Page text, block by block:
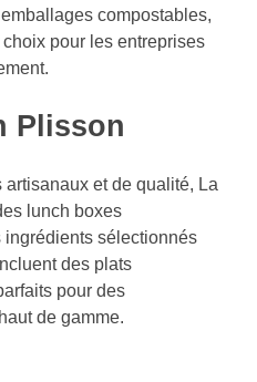
compostables,
pour les entreprises
Plisson
et de qualité, La
lunch boxes
sélectionnés
des plats
pour des
de gamme.